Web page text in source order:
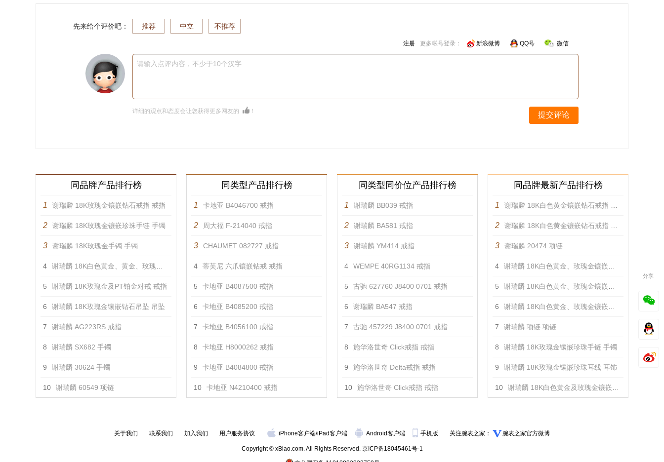
先来给个评价吧： 推荐 中立 不推荐
注册 更多帐号登录： 新浪微博 QQ号 微信
请输入点评内容，不少于10个汉字
详细的观点和态度会让您获得更多网友的 ！ 提交评论
同品牌产品排行榜
1 谢瑞麟 18K玫瑰金镶嵌钻石戒指 戒指
2 谢瑞麟 18K玫瑰金镶嵌珍珠手链 手镯
3 谢瑞麟 18K玫瑰金手镯 手镯
4 谢瑞麟 18K白色黄金、黄金、玫瑰金镶钻对戒 戒指
5 谢瑞麟 18K玫瑰金及PT铂金对戒 戒指
6 谢瑞麟 18K玫瑰金镶嵌钻石吊坠 吊坠
7 谢瑞麟 AG223RS 戒指
8 谢瑞麟 SX682 手镯
9 谢瑞麟 30624 手镯
10 谢瑞麟 60549 项链
同类型产品排行榜
1 卡地亚 B4046700 戒指
2 周大福 F-214040 戒指
3 CHAUMET 082727 戒指
4 蒂芙尼 六爪镶嵌钻戒 戒指
5 卡地亚 B4087500 戒指
6 卡地亚 B4085200 戒指
7 卡地亚 B4056100 戒指
8 卡地亚 H8000262 戒指
9 卡地亚 B4084800 戒指
10 卡地亚 N4210400 戒指
同类型同价位产品排行榜
1 谢瑞麟 BB039 戒指
2 谢瑞麟 BA581 戒指
3 谢瑞麟 YM414 戒指
4 WEMPE 40RG1134 戒指
5 古驰 627760 J8400 0701 戒指
6 谢瑞麟 BA547 戒指
7 古驰 457229 J8400 0701 戒指
8 施华洛世奇 Click戒指 戒指
9 施华洛世奇 Delta戒指 戒指
10 施华洛世奇 Click戒指 戒指
同品牌最新产品排行榜
1 谢瑞麟 18K白色黄金镶嵌钻石戒指 戒指
2 谢瑞麟 18K白色黄金镶嵌钻石戒指 戒指
3 谢瑞麟 20474 项链
4 谢瑞麟 18K白色黄金、玫瑰金镶嵌钻石戒指 戒指
5 谢瑞麟 18K白色黄金、玫瑰金镶嵌钻石手链 手镯
6 谢瑞麟 18K白色黄金、玫瑰金镶嵌钻石项链 项链
7 谢瑞麟 项链 项链
8 谢瑞麟 18K玫瑰金镶嵌珍珠手链 手镯
9 谢瑞麟 18K玫瑰金镶嵌珍珠耳线 耳饰
10 谢瑞麟 18K白色黄金及玫瑰金镶嵌钻石耳钉 耳饰
关于我们 联系我们 加入我们 用户服务协议 iPhone客户端/iPad客户端 Android客户端 手机版 关注腕表之家： 腕表之家官方微博
Copyright © xBiao.com. All Rights Reserved. 京ICP备18045461号-1
分享